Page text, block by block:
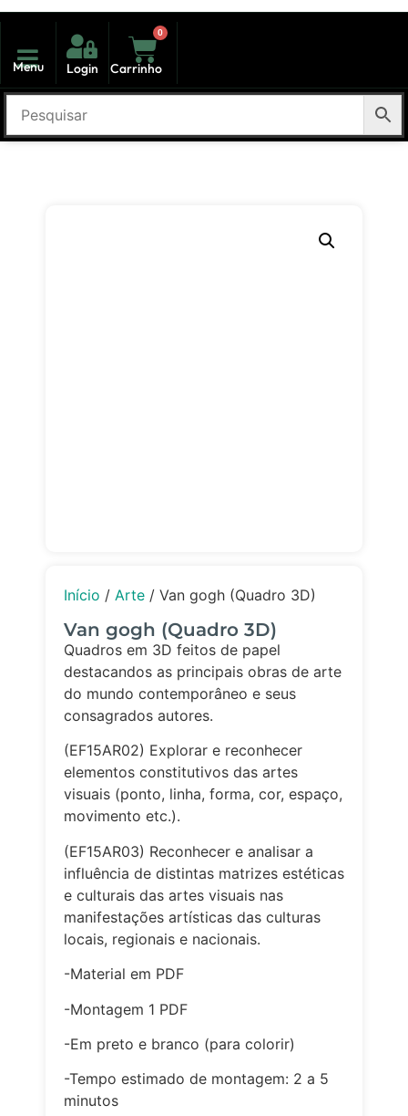
Menu Login
0
Carrinho
Início / Arte / Van gogh (Quadro 3D)
Van gogh (Quadro 3D)
Quadros em 3D feitos de papel
destacandos as principais obras de arte
do mundo contemporâneo e seus
consagrados autores.
(EF15AR02) Explorar e reconhecer
elementos constitutivos das artes
visuais (ponto, linha, forma, cor, espaço,
movimento etc.).
(EF15AR03) Reconhecer e analisar a
influência de distintas matrizes estéticas
e culturais das artes visuais nas
manifestações artísticas das culturas
locais, regionais e nacionais.
-Material em PDF
-Montagem 1 PDF
-Em preto e branco (para colorir)
-Tempo estimado de montagem: 2 a 5
minutos